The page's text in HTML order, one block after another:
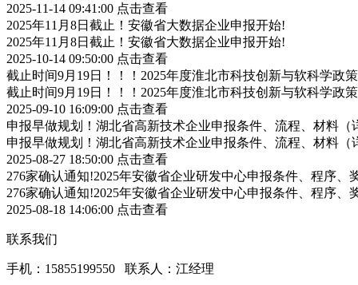
2025-11-14 09:41:00 点击查看
2025年11月8日截止！安徽省大数据企业申报开始!
2025年11月8日截止！安徽省大数据企业申报开始!
2025-10-14 09:50:00 点击查看
截止时间9月19日！！！2025年度淮北市科技创新与软科学
截止时间9月19日！！！2025年度淮北市科技创新与软科学
2025-09-10 16:09:00 点击查看
申报早做规划！湖北省高新技术企业申报条件、流程、材料（
申报早做规划！湖北省高新技术企业申报条件、流程、材料（
2025-08-27 18:50:00 点击查看
276家确认通知!2025年安徽省企业研发中心申报条件、程序、
276家确认通知!2025年安徽省企业研发中心申报条件、程序、
2025-08-18 14:06:00 点击查看
联系我们
手机：15855199550 联系人：江经理